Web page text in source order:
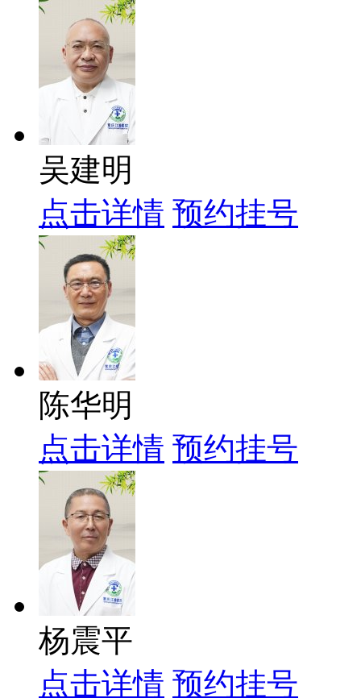
吴建明
点击详情 预约挂号
陈华明
点击详情 预约挂号
杨震平
点击详情 预约挂号